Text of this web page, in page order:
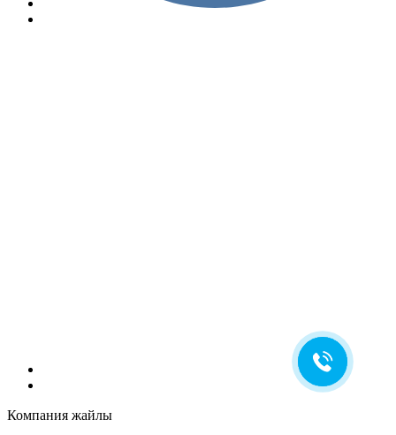
Компания жайлы